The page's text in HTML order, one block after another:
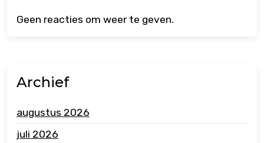
Geen reacties om weer te geven.
Archief
augustus 2026
juli 2026